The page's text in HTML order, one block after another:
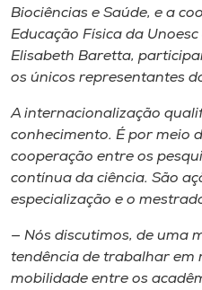
A+
A-
Biociências e Saúde, e a
Educação Física da
Elisabeth Baretta,
os únicos representantes
A internacionalização
conhecimento. É por meio
cooperação entre os
contínua da ciência. São
especialização e o
— Nós discutimos, de uma
tendência de trabalhar em
mobilidade entre os